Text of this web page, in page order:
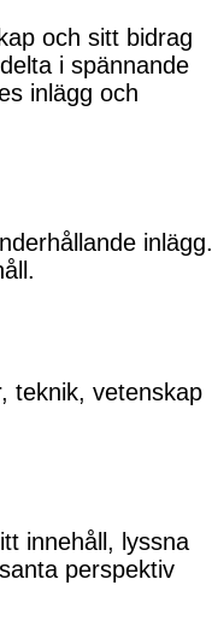
och sitt bidrag
i spännande
inlägg och
inlägg.
teknik, vetenskap
innehåll, lyssna
perspektiv